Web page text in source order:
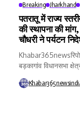
Breaking Jharkhand
पतरातू में राज्य
की स्थापना की
चौधरी ने पर्यटन
बड़कागांव विधानसभा